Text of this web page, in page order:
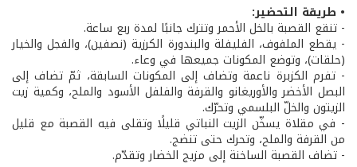
• طريقة التحضير:
- تنقع القصبة بالخل الأحمر وتترك جانبًا لمدة ربع ساعة.
- يقطع الملفوف، الفليفلة والبندورة الكرزية (نصفين)، والفجل والخيار
(حلقات)، وتوضع المكونات جميعها في وعاء.
- تفرم الكزبرة ناعمة وتضاف إلى المكونات السابقة، ثمّ تضاف إلى
البصل الأخضر والأوريغانو والقرفة والفلفل الأسود والملح، وكمية زيت
الزيتون والخلّ البلسمي وتحرّك.
- في مقلاة يسخّن الزيت النباتي قليلًا وتقلى فيه القصبة مع قليل
من القرفة والملح، وتحرك حتى تنضج.
- تضاف القصبة الساخنة إلى مزيج الخضار وتقدّم.